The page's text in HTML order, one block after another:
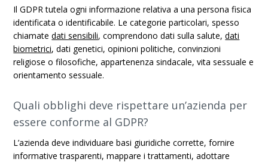
Il GDPR tutela ogni informazione relativa a una persona fisica
identificata o identificabile. Le categorie particolari, spesso
chiamatedati sensibili, comprendono dati sulla salute,dati
biometrici, dati genetici, opinioni politiche, convinzioni
religiose o filosofiche, appartenenza sindacale, vita sessuale e
orientamento sessuale.
Quali obblighi deve rispettare un’azienda per
essere conforme al GDPR?
L’azienda deve individuare basi giuridiche corrette, fornire
informative trasparenti, mappare i trattamenti, adottare